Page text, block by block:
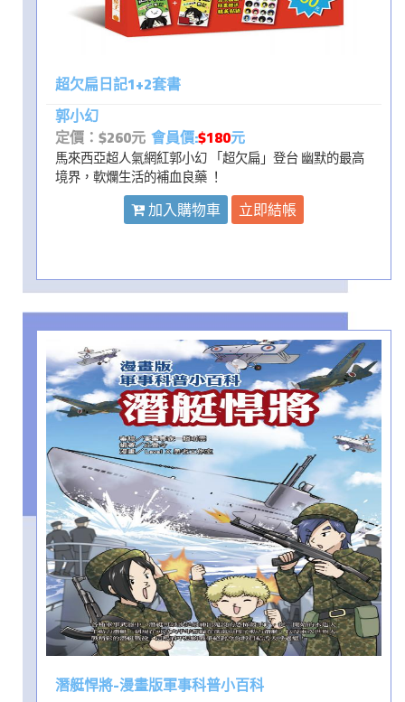
超欠扁日記1+2套書
郭小幻
定價：$260元 會員價:$180元
馬來西亞超人氣網紅郭小幻 「超欠扁」登台 幽默的最高
境界，軟爛生活的補血良藥 ！
加入購物車 立即結帳
潛艇悍將-漫畫版軍事科普小百科